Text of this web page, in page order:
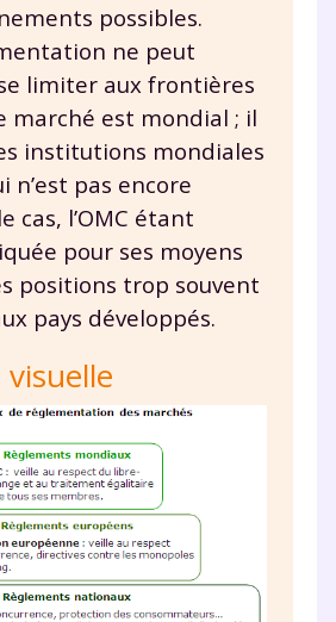
possibles.
ne peut
limiter aux frontières
marché est mondial ; il
institutions mondiales
n’est pas encore
cas, l’OMC étant
pour ses moyens
positions trop souvent
pays développés.
recevoir les actualités et des
de la part de
sera exclusivement utilisée pour
newsletter. Vous pourrez vous
à travers le lien de
dans chaque newsletter. Pour
gestion de vos données
exercer vos droits, vous pouvez
.